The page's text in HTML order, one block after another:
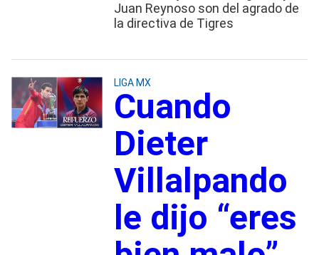
Juan Reynoso son del agrado de
la directiva de Tigres
LIGA MX
Cuando
Dieter
Villalpando
le dijo “eres